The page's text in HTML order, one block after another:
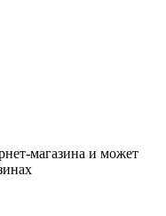
магазина и может